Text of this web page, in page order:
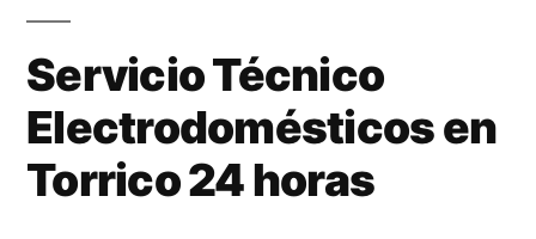
Servicio Técnico
Electrodomésticos en
Torrico 24 horas